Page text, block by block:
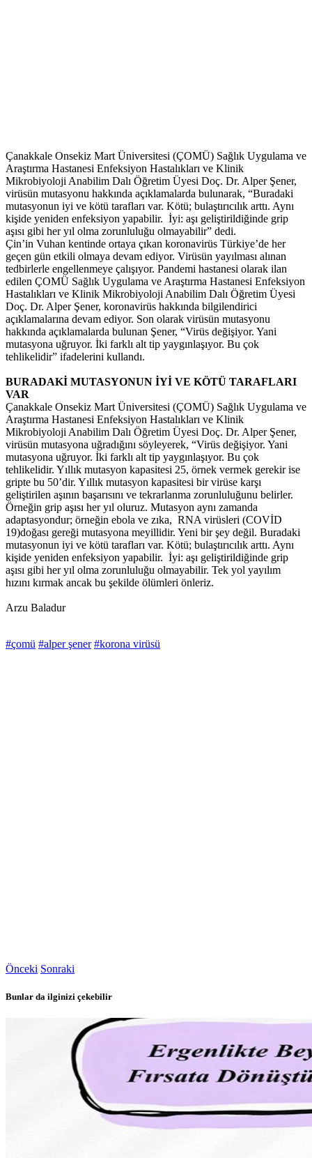
Çanakkale Onsekiz Mart Üniversitesi (ÇOMÜ) Sağlık Uygulama ve
Araştırma Hastanesi Enfeksiyon Hastalıkları ve Klinik
Mikrobiyoloji Anabilim Dalı Öğretim Üyesi Doç. Dr. Alper Şener,
virüsün mutasyonu hakkında açıklamalarda bulunarak, “Buradaki
mutasyonun iyi ve kötü tarafları var. Kötü; bulaştırıcılık arttı. Aynı
kişide yeniden enfeksiyon yapabilir. İyi: aşı geliştirildiğinde grip
aşısı gibi her yıl olma zorunluluğu olmayabilir” dedi.
Çin’in Vuhan kentinde ortaya çıkan koronavirüs Türkiye’de her
geçen gün etkili olmaya devam ediyor. Virüsün yayılması alınan
tedbirlerle engellenmeye çalışıyor. Pandemi hastanesi olarak ilan
edilen ÇOMÜ Sağlık Uygulama ve Araştırma Hastanesi Enfeksiyon
Hastalıkları ve Klinik Mikrobiyoloji Anabilim Dalı Öğretim Üyesi
Doç. Dr. Alper Şener, koronavirüs hakkında bilgilendirici
açıklamalarına devam ediyor. Son olarak virüsün mutasyonu
hakkında açıklamalarda bulunan Şener, “Virüs değişiyor. Yani
mutasyona uğruyor. İki farklı alt tip yaygınlaşıyor. Bu çok
tehlikelidir” ifadelerini kullandı.
BURADAKİ MUTASYONUN İYİ VE KÖTÜ TARAFLARI
VAR
Çanakkale Onsekiz Mart Üniversitesi (ÇOMÜ) Sağlık Uygulama ve
Araştırma Hastanesi Enfeksiyon Hastalıkları ve Klinik
Mikrobiyoloji Anabilim Dalı Öğretim Üyesi Doç. Dr. Alper Şener,
virüsün mutasyona uğradığını söyleyerek, “Virüs değişiyor. Yani
mutasyona uğruyor. İki farklı alt tip yaygınlaşıyor. Bu çok
tehlikelidir. Yıllık mutasyon kapasitesi 25, örnek vermek gerekir ise
gripte bu 50’dir. Yıllık mutasyon kapasitesi bir virüse karşı
geliştirilen aşının başarısını ve tekrarlanma zorunluluğunu belirler.
Örneğin grip aşısı her yıl oluruz. Mutasyon aynı zamanda
adaptasyondur; örneğin ebola ve zıka, RNA virüsleri (COVİD
19)doğası gereği mutasyona meyillidir. Yeni bir şey değil. Buradaki
mutasyonun iyi ve kötü tarafları var. Kötü; bulaştırıcılık arttı. Aynı
kişide yeniden enfeksiyon yapabilir. İyi: aşı geliştirildiğinde grip
aşısı gibi her yıl olma zorunluluğu olmayabilir. Tek yol yayılım
hızını kırmak ancak bu şekilde ölümleri önleriz.
Arzu Baladur
#çomü #alper şener #korona virüsü
Önceki Sonraki
Bunlar da ilginizi çekebilir